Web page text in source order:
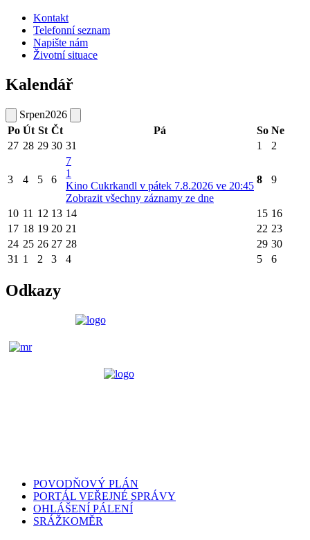
Kontakt
Telefonní seznam
Napište nám
Životní situace
Kalendář
Srpen2026
Po Út St Čt Pá So Ne
27 28 29 30 31 1 2
3 4 5 6
7
1
Kino Cukrkandl v pátek 7.8.2026 ve 20:45
Zobrazit všechny záznamy ze dne
8 9
10 11 12 13 14 15 16
17 18 19 20 21 22 23
24 25 26 27 28 29 30
31 1 2 3 4 5 6
Odkazy
POVODŇOVÝ PLÁN
PORTÁL VEŘEJNÉ SPRÁVY
OHLÁŠENÍ PÁLENÍ
SRÁŽKOMĚR